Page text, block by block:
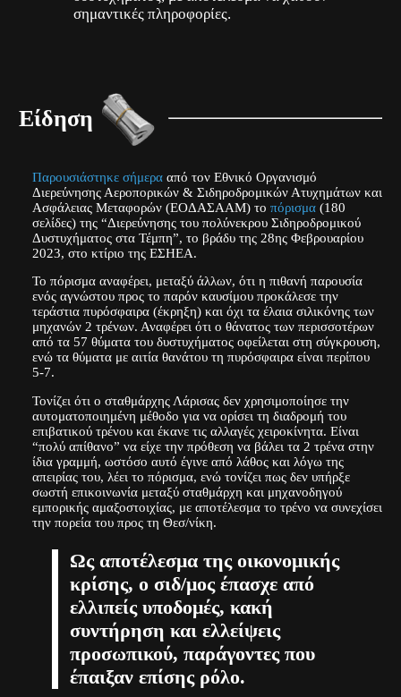
σημαντικές πληροφορίες.
Είδηση
Παρουσιάστηκε σήμερααπό τον Εθνικό Οργανισμό
Διερεύνησης Αεροπορικών & Σιδηροδρομικών Ατυχημάτων και
Ασφάλειας Μεταφορών (ΕΟΔΑΣΑΑΜ) το πόρισμα(180
σελίδες) της “Διερεύνησης του πολύνεκρου Σιδηροδρομικού
Δυστυχήματος στα Τέμπη”, το βράδυ της 28ης Φεβρουαρίου
2023, στο κτίριο της ΕΣΗΕΑ.
Το πόρισμα αναφέρει, μεταξύ άλλων, ότι η πιθανή παρουσία
ενός αγνώστου προς το παρόν καυσίμου προκάλεσε την
τεράστια πυρόσφαιρα (έκρηξη) και όχι τα έλαια σιλικόνης των
μηχανών 2 τρένων. Αναφέρει ότι ο θάνατος των περισσοτέρων
από τα 57 θύματα του δυστυχήματος οφείλεται στη σύγκρουση,
ενώ τα θύματα με αιτία θανάτου τη πυρόσφαιρα είναι περίπου
5-7.
Τονίζει ότι ο σταθμάρχης Λάρισας δεν χρησιμοποίησε την
αυτοματοποιημένη μέθοδο για να ορίσει τη διαδρομή του
επιβατικού τρένου και έκανε τις αλλαγές χειροκίνητα. Είναι
“πολύ απίθανο” να είχε την πρόθεση να βάλει τα 2 τρένα στην
ίδια γραμμή, ωστόσο αυτό έγινε από λάθος και λόγω της
απειρίας του, λέει το πόρισμα, ενώ τονίζει πως δεν υπήρξε
σωστή επικοινωνία μεταξύ σταθμάρχη και μηχανοδηγού
εμπορικής αμαξοστοιχίας, με αποτέλεσμα το τρένο να συνεχίσει
την πορεία του προς τη Θεσ/νίκη.
Ως αποτέλεσμα της οικονομικής
κρίσης, ο σιδ/μος έπασχε από
ελλιπείς υποδομές, κακή
συντήρηση και ελλείψεις
προσωπικού, παράγοντες που
έπαιξαν επίσης ρόλο.